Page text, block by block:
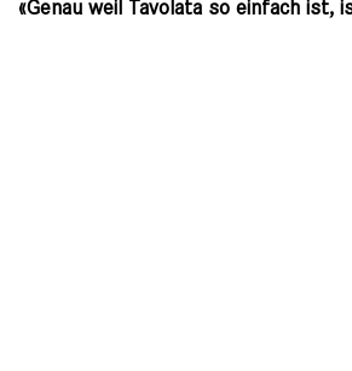
«Genau weil Tavolata so einfach ist,